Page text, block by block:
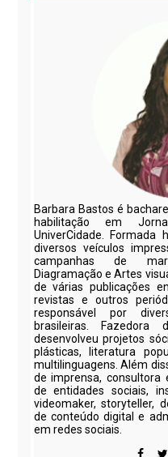
Barbara Bastos é
habilitação em
UniverCidade.
diversos veículos
campanhas de
Diagramação e Artes
de várias publicações
revistas e outros
responsável por
brasileiras. Fazedora
desenvolveu projetos
plásticas, literatura
multilinguagens. Além
de imprensa, consultora
de entidades sociais,
videomaker, storyteller,
de conteúdo digital e
em redes sociais.